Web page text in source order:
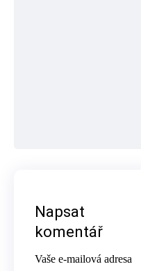
Napsat
komentář
Vaše e-mailová adresa